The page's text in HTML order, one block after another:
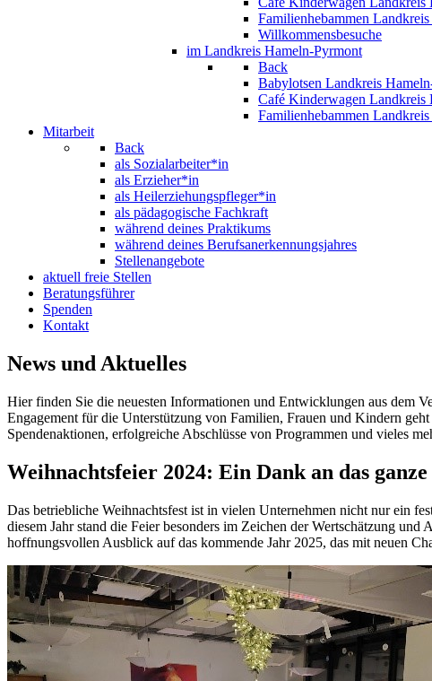
Familienhebammen
Willkommensbesuche
im Landkreis Hameln-Pyrmont
Back
Babylotsen Landkreis
Café Kinderwagen Landkreis
Familienhebammen
Mitarbeit
Back
als Sozialarbeiter*in
als Erzieher*in
als Heilerziehungspfleger*in
als pädagogische Fachkraft
während deines Praktikums
während deines Berufsanerkennungsjahres
Stellenangebote
aktuell freie Stellen
Beratungsführer
Spenden
Kontakt
News und Aktuelles
Hier finden Sie die neuesten Informationen und Entwicklungen aus dem
Engagement für die Unterstützung von Familien, Frauen und Kindern
Spendenaktionen, erfolgreiche Abschlüsse von Programmen und vieles
Weihnachtsfeier 2024: Ein Dank an das
Das betriebliche Weihnachtsfest ist in vielen Unternehmen nicht nur ein
diesem Jahr stand die Feier besonders im Zeichen der Wertschätzung
hoffnungsvollen Ausblick auf das kommende Jahr 2025, das mit neuen